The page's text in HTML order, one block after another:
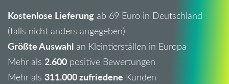
Kostenlose Lieferung ab 69 Euro in Deutschland
(falls nicht anders angegeben)
Größte Auswahl an Kleintierställen in Europa
Mehr als 2.600 positive Bewertungen
Mehr als 311.000 zufriedene Kunden